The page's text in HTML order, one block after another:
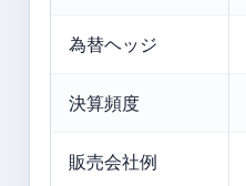
為替ヘッジ
決算頻度
販売会社例